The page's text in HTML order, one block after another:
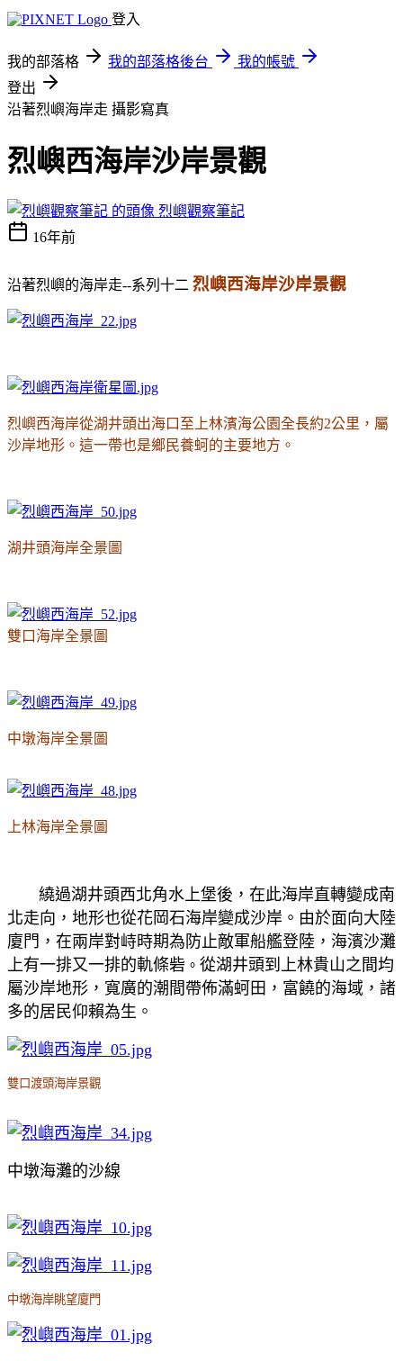
登入
我的部落格 我的部落格後台
我的帳號
登出
沿著烈嶼海岸走 攝影寫真
烈嶼西海岸沙岸景觀
烈嶼觀察筆記
16年前
沿著烈嶼的海岸走--系列十二 烈嶼西海岸沙岸景觀
烈嶼西海岸從湖井頭出海口至上林濱海公園全長約2公里，屬
沙岸地形。這一帶也是鄉民養蚵的主要地方。
湖井頭海岸全景圖
雙口海岸全景圖
中墩海岸全景圖
上林海岸全景圖
繞過湖井頭西北角水上堡後，在此海岸直轉變成南
北走向，地形也從花岡石海岸變成沙岸。由於面向大陸
廈門，在兩岸對峙時期為防止敵軍船艦登陸， 海濱沙灘
上有一排又一排的軌條砦 。 從湖井頭到上林貴山之間均
屬沙岸地形，寬廣的潮間帶佈滿蚵田，富饒的海域，諸
多的居民仰賴為生。
雙口渡頭海岸景觀
中墩海灘的沙線
中墩海岸眺望廈門